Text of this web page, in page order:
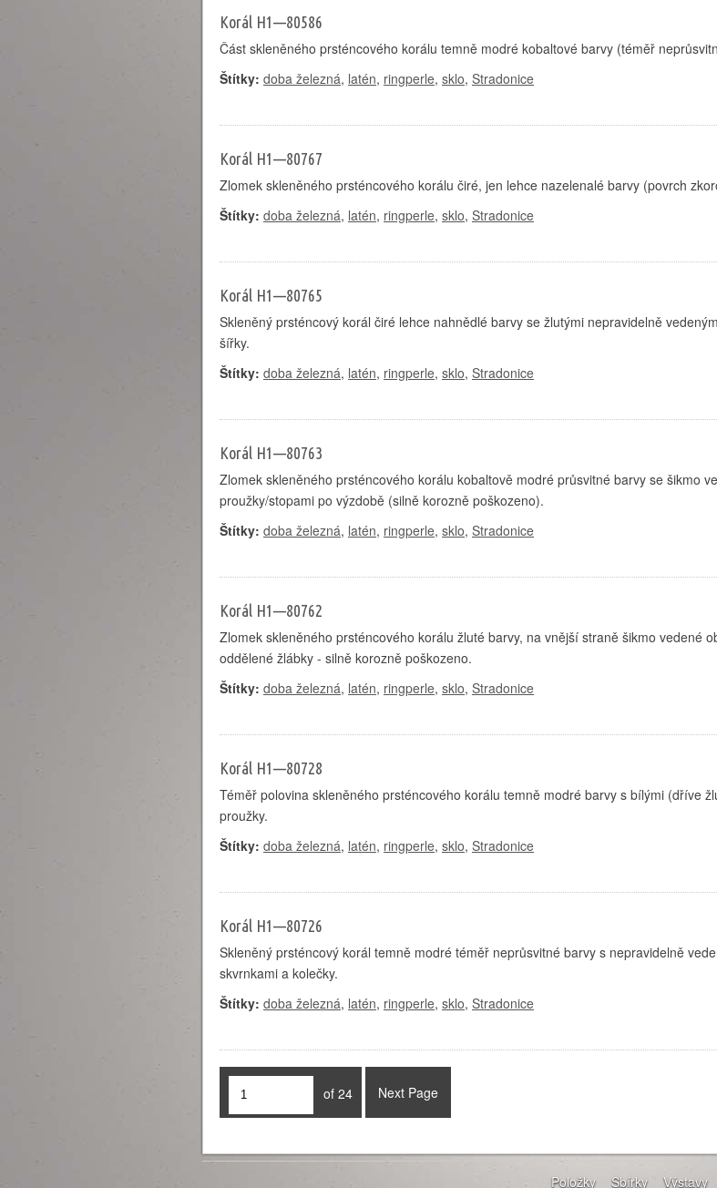
Korál H1—80586
Část skleněného prsténcového korálu temně modré kobaltové barvy (téměř
Štítky: doba železná, latén, ringperle, sklo, Stradonice
Korál H1—80767
Zlomek skleněného prsténcového korálu čiré, jen lehce nazelenalé barvy (povrch
Štítky: doba železná, latén, ringperle, sklo, Stradonice
Korál H1—80765
Skleněný prsténcový korál čiré lehce nahnědlé barvy se žlutými nepravidelně
šířky.
Štítky: doba železná, latén, ringperle, sklo, Stradonice
Korál H1—80763
Zlomek skleněného prsténcového korálu kobaltově modré průsvitné barvy se šikmo
proužky/stopami po výzdobě (silně korozně poškozeno).
Štítky: doba železná, latén, ringperle, sklo, Stradonice
Korál H1—80762
Zlomek skleněného prsténcového korálu žluté barvy, na vnější straně šikmo vedené
oddělené žlábky - silně korozně poškozeno.
Štítky: doba železná, latén, ringperle, sklo, Stradonice
Korál H1—80728
Téměř polovina skleněného prsténcového korálu temně modré barvy s bílými (dříve
proužky.
Štítky: doba železná, latén, ringperle, sklo, Stradonice
Korál H1—80726
Skleněný prsténcový korál temně modré téměř neprůsvitné barvy s nepravidelně
skvrnkami a kolečky.
Štítky: doba železná, latén, ringperle, sklo, Stradonice
of 24 Next Page
Položky Sbírky Výstavy